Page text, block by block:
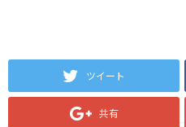
ツイート
共有